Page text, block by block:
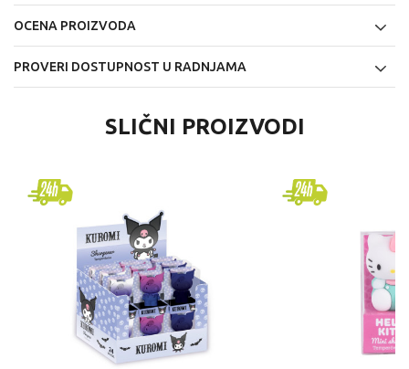
OCENA PROIZVODA
PROVERI DOSTUPNOST U RADNJAMA
SLIČNI PROIZVODI